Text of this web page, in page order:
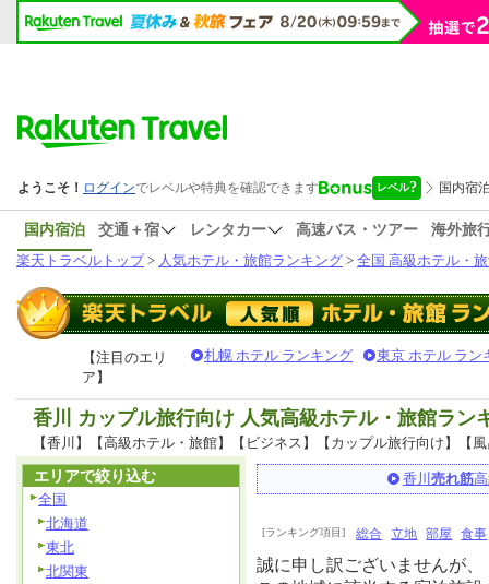
国内宿泊 交通＋宿 レンタカー 高速バス・ツアー
海外旅
楽天トラベルトップ> 人気ホテル・旅館ランキング > 全国 高級ホテル・
【注目のエリ
ア】
札幌 ホテル ランキング 東京 ホテル ラン
香川 カップル旅行向け 人気高級ホテル・旅館ラン
【香川】【高級ホテル・旅館】【ビジネス】【カップル旅行向け】【
香川 売れ筋
[ランキング項目] 総合 立地 部屋 食事
誠に申し訳ございませんが、
エリアで絞り込む
全国
北海道
東北
北関東